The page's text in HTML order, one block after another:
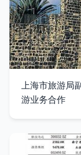
上海市旅游局
游业务合作